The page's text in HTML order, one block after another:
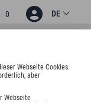
Webseite Cookies.
aber
Webseite
0 DE